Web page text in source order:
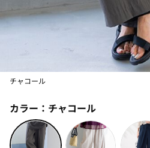
チャコール
カラー： チャコール